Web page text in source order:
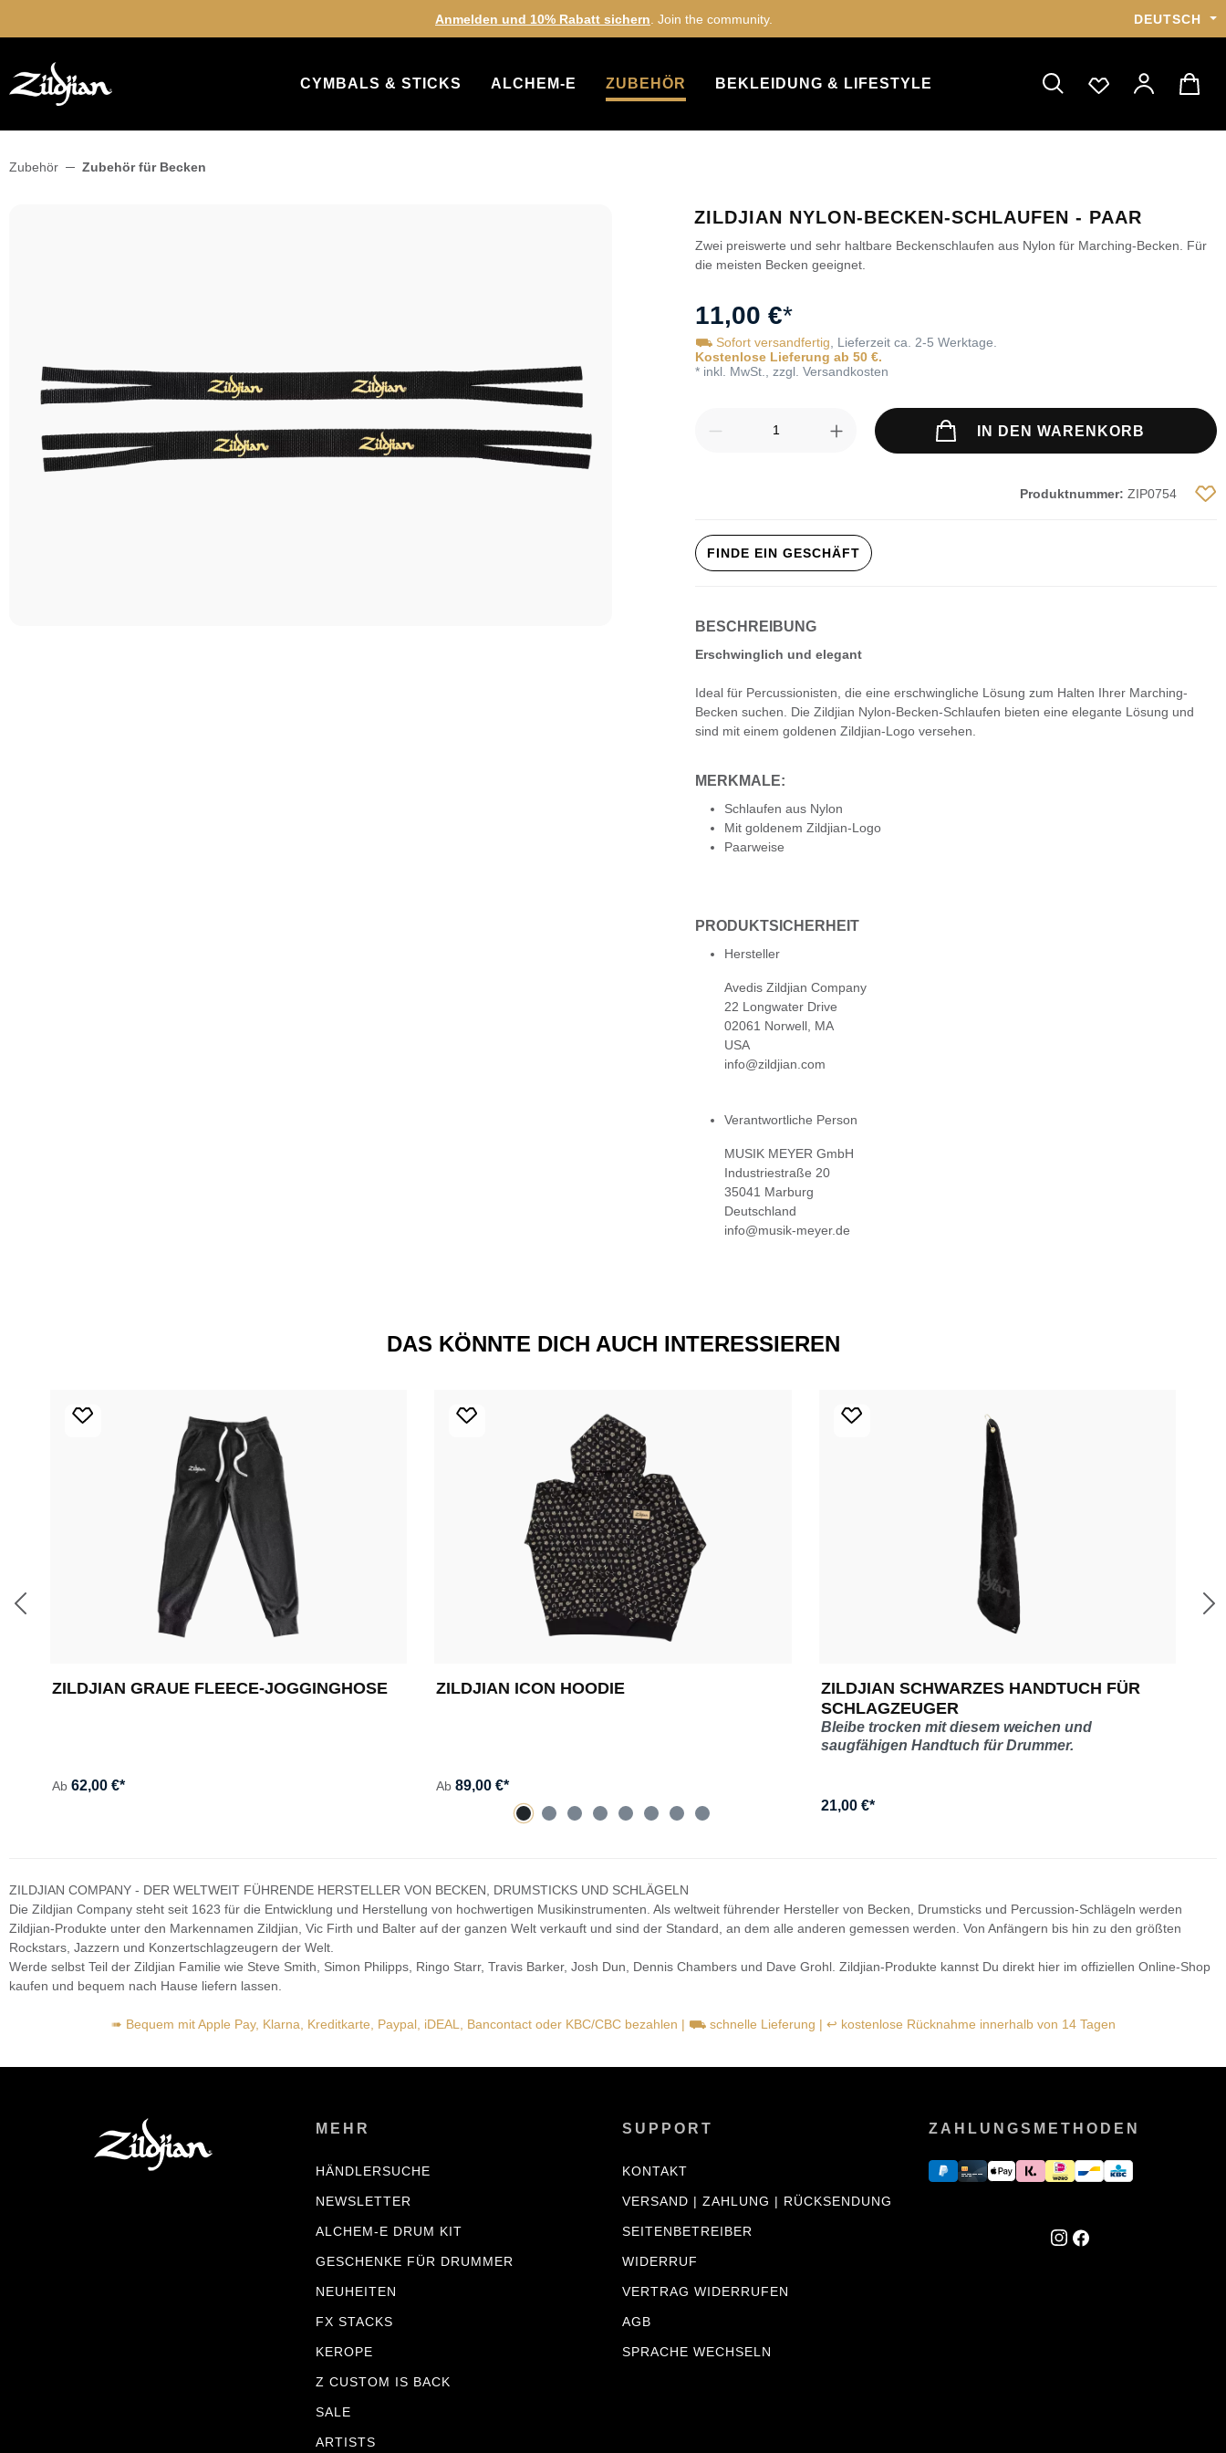
Anmelden und 10% Rabatt sichern . Join the community. DEUTSCH
CYMBALS & STICKS ALCHEM-E ZUBEHÖR BEKLEIDUNG & LIFESTYLE
Zubehör Zubehör für Becken
ZILDJIAN NYLON-BECKEN-SCHLAUFEN - PAAR
Zwei preiswerte und sehr haltbare Beckenschlaufen aus Nylon für Marching-Becken. Für
die meisten Becken geeignet.
11,00 €*
⛟ Sofort versandfertig , Lieferzeit ca. 2-5 Werktage.
Kostenlose Lieferung ab 50 €.
* inkl. MwSt., zzgl. Versandkosten
Produkt Anzahl: Gib den gewünschten Wert ein
IN DEN WARENKORB
Produktnummer: ZIP0754
FINDE EIN GESCHÄFT
BESCHREIBUNG
Erschwinglich und elegant
Ideal für Percussionisten, die eine erschwingliche Lösung zum Halten Ihrer Marching-
Becken suchen. Die Zildjian Nylon-Becken-Schlaufen bieten eine elegante Lösung und
sind mit einem goldenen Zildjian-Logo versehen.
MERKMALE:
Schlaufen aus Nylon
Mit goldenem Zildjian-Logo
Paarweise
PRODUKTSICHERHEIT
Hersteller
Avedis Zildjian Company
22 Longwater Drive
02061 Norwell, MA
USA
info@zildjian.com
Verantwortliche Person
MUSIK MEYER GmbH
Industriestraße 20
35041 Marburg
Deutschland
info@musik-meyer.de
DAS KÖNNTE DICH AUCH INTERESSIEREN
ZILDJIAN GRAUE FLEECE-JOGGINGHOSE
Ab 62,00 €*
ZILDJIAN ICON HOODIE
Ab89,00 €*
ZILDJIAN SCHWARZES HANDTUCH FÜR
SCHLAGZEUGER
Bleibe trocken mit diesem weichen und
saugfähigen Handtuch für Drummer.
21,00 €*
ZILDJIAN COMPANY - DER WELTWEIT FÜHRENDE HERSTELLER VON BECKEN, DRUMSTICKS UND SCHLÄGELN
Die Zildjian Company steht seit 1623 für die Entwicklung und Herstellung von hochwertigen Musikinstrumenten. Als weltweit führender Hersteller von Becken, Drumsticks und Percussion-Schlägeln werden
Zildjian-Produkte unter den Markennamen Zildjian, Vic Firth und Balter auf der ganzen Welt verkauft und sind der Standard, an dem alle anderen gemessen werden. Von Anfängern bis hin zu den größten
Rockstars, Jazzern und Konzertschlagzeugern der Welt.
Werde selbst Teil der Zildjian Familie wie Steve Smith, Simon Philipps, Ringo Starr, Travis Barker, Josh Dun, Dennis Chambers und Dave Grohl. Zildjian-Produkte kannst Du direkt hier im offiziellen Online-Shop
kaufen und bequem nach Hause liefern lassen.
➠ Bequem mit Apple Pay, Klarna, Kreditkarte, Paypal, iDEAL, Bancontact oder KBC/CBC bezahlen | ⛟ schnelle Lieferung | ↩ kostenlose Rücknahme innerhalb von 14 Tagen
MEHR
HÄNDLERSUCHE
NEWSLETTER
ALCHEM-E DRUM KIT
GESCHENKE FÜR DRUMMER
NEUHEITEN
FX STACKS
KEROPE
Z CUSTOM IS BACK
SALE
ARTISTS
SUPPORT
KONTAKT
VERSAND | ZAHLUNG | RÜCKSENDUNG
SEITENBETREIBER
WIDERRUF
VERTRAG WIDERRUFEN
AGB
SPRACHE WECHSELN
ZAHLUNGSMETHODEN